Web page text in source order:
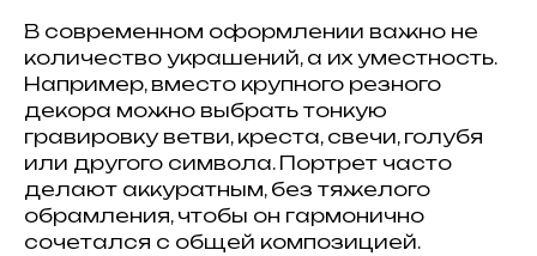
В современном оформлении важно не
количество украшений, а их уместность.
Например, вместо крупного резного
декора можно выбрать тонкую
гравировку ветви, креста, свечи, голубя
или другого символа. Портрет часто
делают аккуратным, без тяжелого
обрамления, чтобы он гармонично
сочетался с общей композицией.